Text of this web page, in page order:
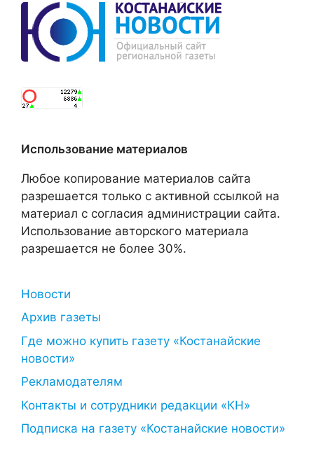
Использование материалов
Любое копирование материалов сайта
разрешается только с активной ссылкой на
материал с согласия администрации сайта.
Использование авторского материала
разрешается не более 30%.
Новости
Архив газеты
Где можно купить газету «Костанайские
новости»
Рекламодателям
Контакты и сотрудники редакции «КН»
Подписка на газету «Костанайские новости»